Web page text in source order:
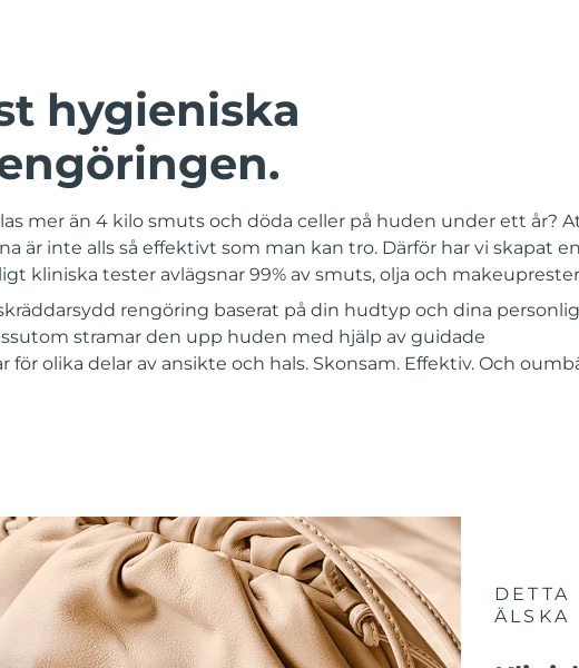
hygieniska
mer än 4 kilo smuts och döda celler på huden under ett år?
är inte alls så effektivt som man kan tro. Därför har vi skapat
kliniska tester avlägsnar 99% av smuts, olja och
rengöring baserat på din hudtyp och dina
stramar den upp huden med hjälp av guidade
för olika delar av ansikte och hals. Skonsam. Effektiv. Och
ÄLSKA